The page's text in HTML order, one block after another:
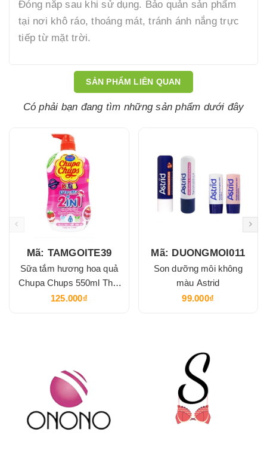
Đóng nắp sau khi sử dụng. Bảo quản sản phẩm
tại nơi khô ráo, thoáng mát, tránh ánh nắng trực
tiếp từ mặt trời.
SẢN PHẨM LIÊN QUAN
Có phải bạn đang tìm những sản phẩm dưới đây
Mã: TAMGOITE39
Sữa tắm hương hoa quả
Chupa Chups 550ml Thái
Lan
125.000₫
Mã: DUONGMOI011
Son dưỡng môi không
màu Astrid
99.000₫